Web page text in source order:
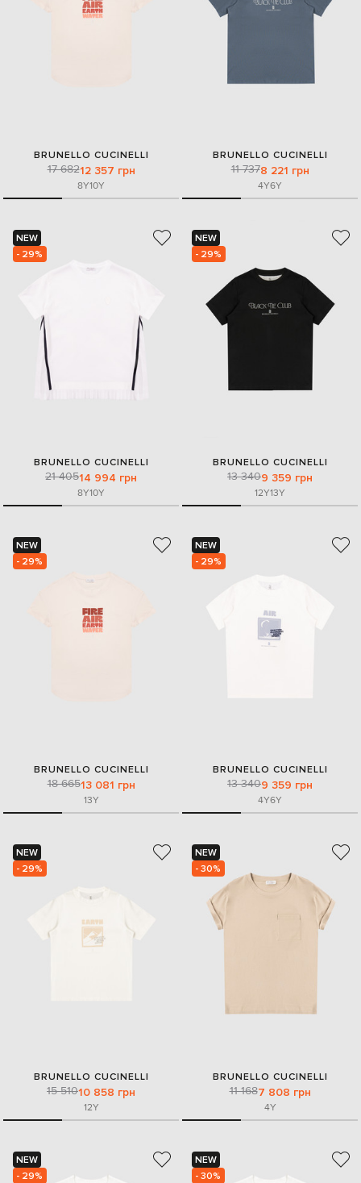
BRUNELLO CUCINELLI
17 68212 357 грн
8Y10Y
BRUNELLO CUCINELLI
11 7378 221 грн
4Y6Y
NEW
- 29%
BRUNELLO CUCINELLI
21 40514 994 грн
8Y10Y
NEW
- 29%
BRUNELLO CUCINELLI
13 3409 359 грн
12Y13Y
NEW
- 29%
BRUNELLO CUCINELLI
18 66513 081 грн
13Y
NEW
- 29%
BRUNELLO CUCINELLI
13 3409 359 грн
4Y6Y
NEW
- 29%
BRUNELLO CUCINELLI
15 51010 858 грн
12Y
NEW
- 30%
BRUNELLO CUCINELLI
11 1687 808 грн
4Y
NEW
- 29%
NEW
- 30%